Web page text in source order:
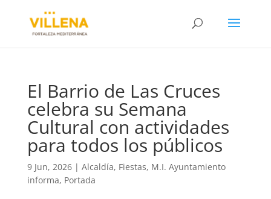
El Barrio de Las Cruces
celebra su Semana
Cultural con actividades
para todos los públicos
9 Jun, 2026| Alcaldía, Fiestas, M.I. Ayuntamiento
informa, Portada